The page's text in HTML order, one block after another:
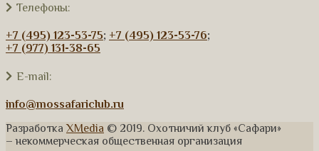
Телефоны:
+7 (495) 123-53-75; +7 (495) 123-53-76;
+7 (977) 131-38-65
E-mail:
info@mossafariclub.ru
Разработка XMedia © 2019. Охотничий клуб «Сафари»
– некоммерческая общественная организация